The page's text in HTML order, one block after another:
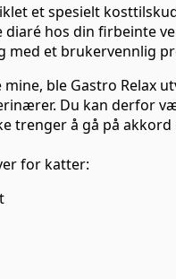
et spesielt
hos din firbeinte
med et brukervennlig
ble Gastro Relax
Du kan derfor
trenger å gå på akkord
for katter: